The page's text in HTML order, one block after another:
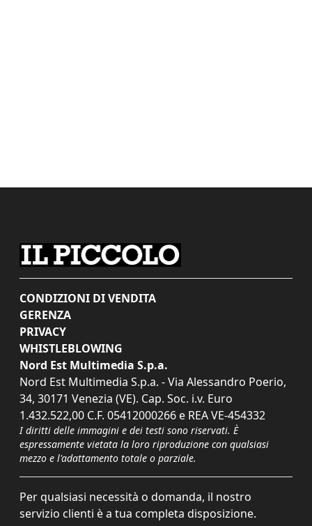
CONDIZIONI DI VENDITA
GERENZA
PRIVACY
WHISTLEBLOWING
Nord Est Multimedia S.p.a.
Nord Est Multimedia S.p.a. - Via Alessandro Poerio,
34, 30171 Venezia (VE). Cap. Soc. i.v. Euro
1.432.522,00 C.F. 05412000266 e REA VE-454332
I diritti delle immagini e dei testi sono riservati. È
espressamente vietata la loro riproduzione con qualsiasi
mezzo e l'adattamento totale o parziale.
Per qualsiasi necessità o domanda, il nostro
servizio clienti è a tua completa disposizione.